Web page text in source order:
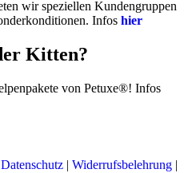
wir speziellen Kundengruppen
Infos hier
Kitten?
von Petuxe®! Infos
Datenschutz | Widerrufsbelehrung |